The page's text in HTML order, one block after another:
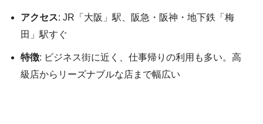
アクセス: JR「大阪」駅、阪急・阪神・地下鉄「梅
田」駅すぐ
特徴: ビジネス街に近く、仕事帰りの利用も多い。高
級店からリーズナブルな店まで幅広い